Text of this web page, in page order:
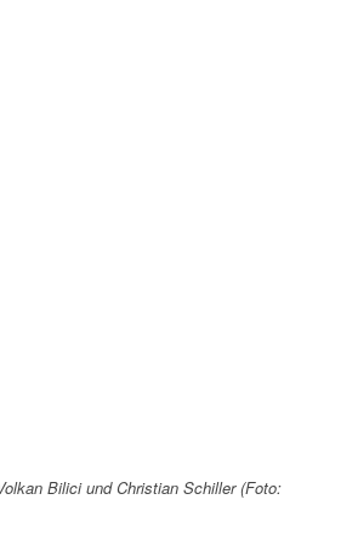
Bilici und Christian Schiller (Foto: